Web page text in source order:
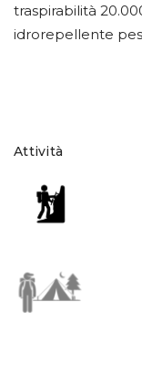
traspirabilità
idrorepellente
Attività